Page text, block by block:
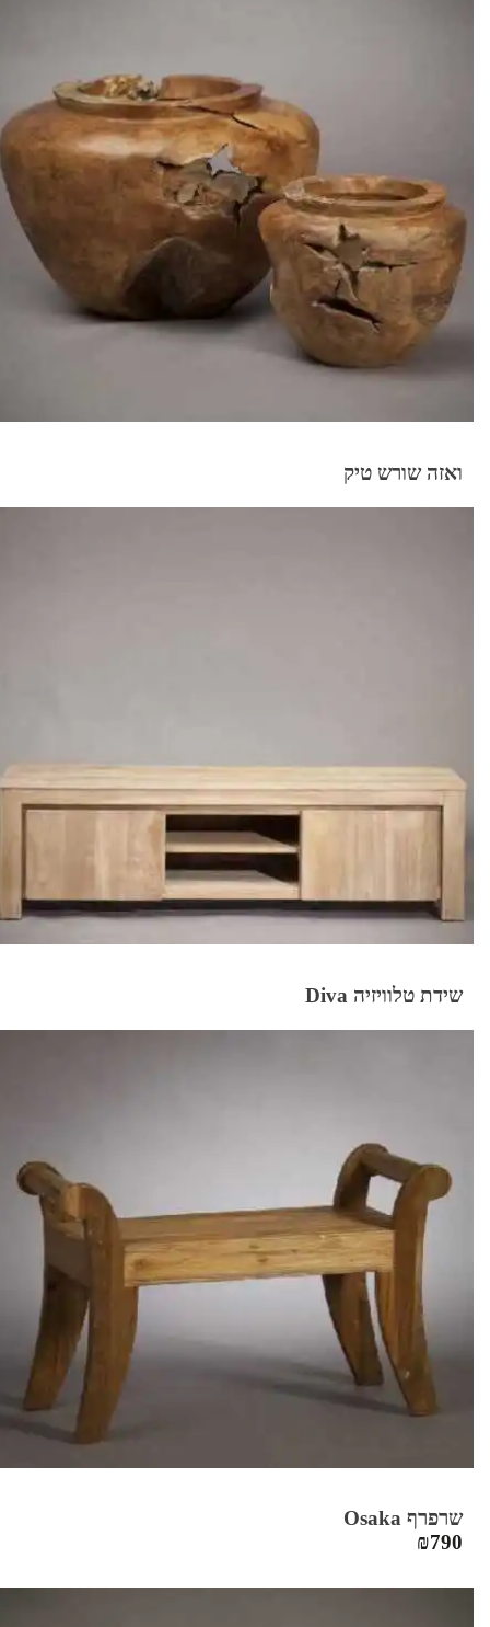
ואזה שורש טיק
שידת טלוויזיה Diva
שרפרף Osaka
₪790